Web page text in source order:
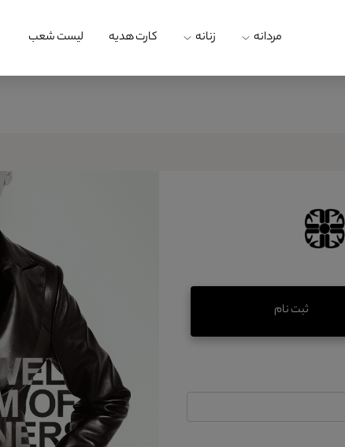
مردانه زنانه کارت هدیه لیست شعب
ثبت نام